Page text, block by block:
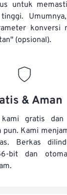
untuk
konversi
(opsional).
& Aman
kami gratis
pun. Kami
Berkas
bit dan